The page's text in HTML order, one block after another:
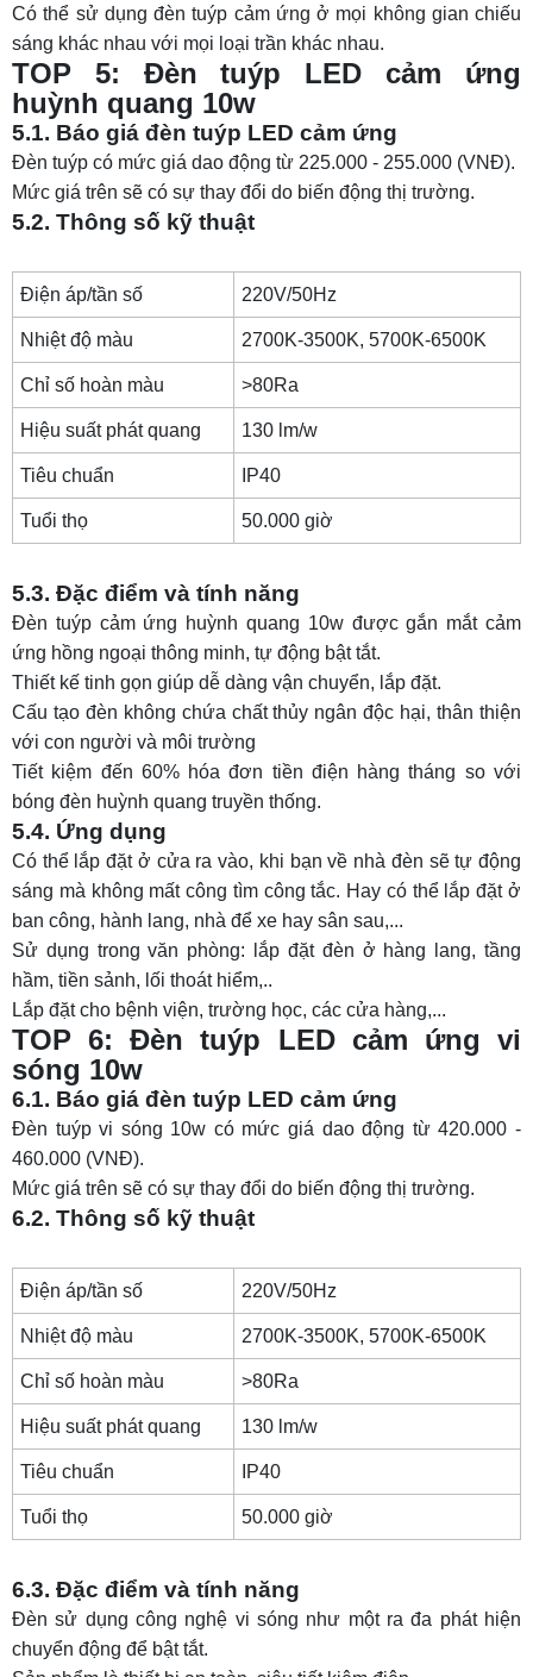
Có thể sử dụng đèn tuýp cảm ứng ở mọi không gian chiếu
sáng khác nhau với mọi loại trần khác nhau.
TOP 5: Đèn tuýp LED cảm ứng
huỳnh quang 10w
5.1. Báo giá đèn tuýp LED cảm ứng
Đèn tuýp có mức giá dao động từ 225.000 - 255.000 (VNĐ).
Mức giá trên sẽ có sự thay đổi do biến động thị trường.
5.2. Thông số kỹ thuật
Điện áp/tần số 220V/50Hz
Nhiệt độ màu 2700K-3500K, 5700K-6500K
Chỉ số hoàn màu >80Ra
Hiệu suất phát quang 130 lm/w
Tiêu chuẩn IP40
Tuổi thọ 50.000 giờ
5.3. Đặc điểm và tính năng
Đèn tuýp cảm ứng huỳnh quang 10w được gắn mắt cảm
ứng hồng ngoại thông minh, tự động bật tắt.
Thiết kế tinh gọn giúp dễ dàng vận chuyển, lắp đặt.
Cấu tạo đèn không chứa chất thủy ngân độc hại, thân thiện
với con người và môi trường
Tiết kiệm đến 60% hóa đơn tiền điện hàng tháng so với
bóng đèn huỳnh quang truyền thống.
5.4. Ứng dụng
Có thể lắp đặt ở cửa ra vào, khi bạn về nhà đèn sẽ tự động
sáng mà không mất công tìm công tắc. Hay có thể lắp đặt ở
ban công, hành lang, nhà để xe hay sân sau,...
Sử dụng trong văn phòng: lắp đặt đèn ở hàng lang, tầng
hầm, tiền sảnh, lối thoát hiểm,..
Lắp đặt cho bệnh viện, trường học, các cửa hàng,...
TOP 6: Đèn tuýp LED cảm ứng vi
sóng 10w
6.1. Báo giá đèn tuýp LED cảm ứng
Đèn tuýp vi sóng 10w có mức giá dao động từ 420.000 -
460.000 (VNĐ).
Mức giá trên sẽ có sự thay đổi do biến động thị trường.
6.2. Thông số kỹ thuật
Điện áp/tần số 220V/50Hz
Nhiệt độ màu 2700K-3500K, 5700K-6500K
Chỉ số hoàn màu >80Ra
Hiệu suất phát quang 130 lm/w
Tiêu chuẩn IP40
Tuổi thọ 50.000 giờ
6.3. Đặc điểm và tính năng
Đèn sử dụng công nghệ vi sóng như một ra đa phát hiện
chuyển động để bật tắt.